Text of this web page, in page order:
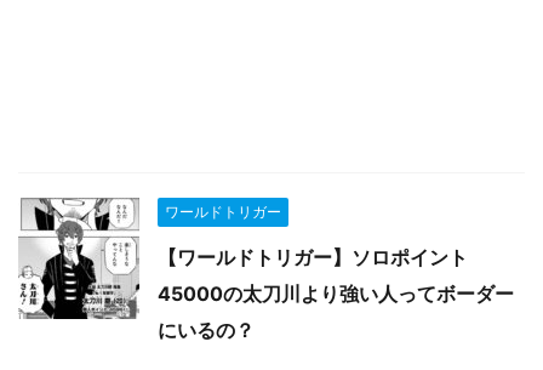
ワールドトリガー
【ワールドトリガー】ソロポイント
45000の太刀川より強い人ってボーダー
にいるの？